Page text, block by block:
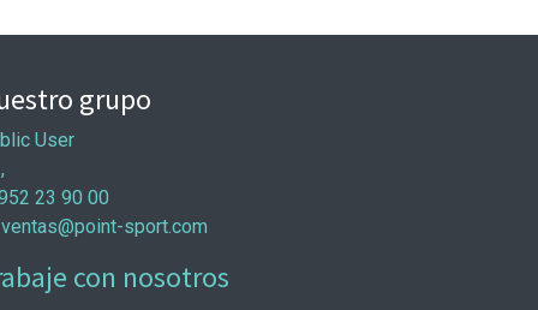
grupo
User
23 90 00
ventas@point-sport.com
con nosotros